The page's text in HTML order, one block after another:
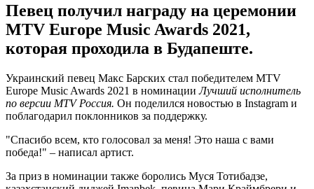
Певец получил награду на церемонии
MTV Europe Music Awards 2021,
которая проходила в Будапеште.
Украинский певец Макс Барских стал победителем MTV
Europe Music Awards 2021 в номинацииЛучший исполнитель
по версии MTV Россия. Он поделился новостью в Instagram и
поблагодарил поклонников за поддержку.
"Спасибо всем, кто голосовал за меня! Это наша с вами
победа!" – написал артист.
За приз в номинации также боролись Муся Тотибадзе,